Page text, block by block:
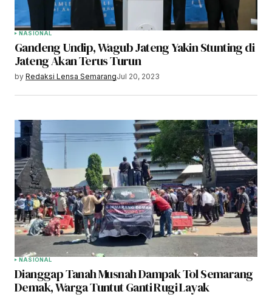
NASIONAL
Gandeng Undip, Wagub Jateng Yakin Stunting di
Jateng Akan Terus Turun
by Redaksi Lensa SemarangJul 20, 2023
NASIONAL
Dianggap Tanah Musnah Dampak Tol Semarang
Demak, Warga Tuntut Ganti Rugi Layak